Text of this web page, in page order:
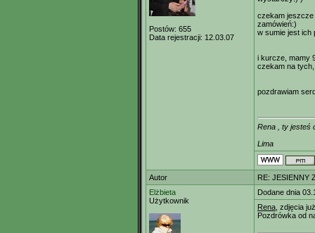
Postów: 655
Data rejestracji: 12.03.07
czekam jeszcze
zamówień:)
w sumie jest ich
i kurcze, mamy
czekam na
pozdrawiam
Rena , ty jesteś
Lima
Autor
RE: JESIENNY
Elżbieta
Użytkownik
Dodane dnia
Rena, zdjęcia
Pozdrówka od